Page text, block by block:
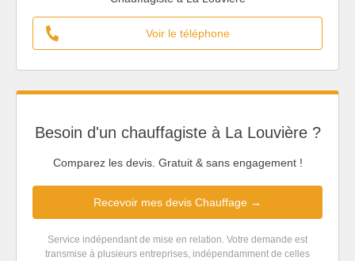
Voir le téléphone
Besoin d'un chauffagiste à La Louvière ?
Comparez les devis. Gratuit & sans engagement !
Recevoir mes devis Chauffage →
Service indépendant de mise en relation. Votre demande est
transmise à plusieurs entreprises, indépendamment de celles